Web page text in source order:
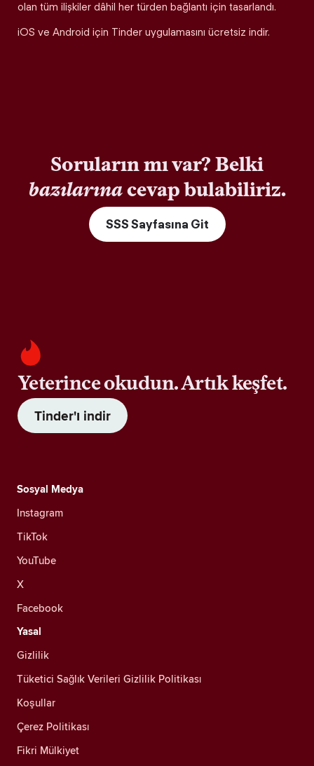
olan tüm ilişkiler dâhil her türden bağlantı için tasarlandı.
iOS ve Android için Tinder uygulamasını ücretsiz indir.
Soruların mı var? Belki
bazılarınacevap bulabiliriz.
SSS Sayfasına Git
Yeterince okudun. Artık keşfet.
Tinder'ı indir
Sosyal Medya
Instagram
TikTok
YouTube
X
Facebook
Yasal
Gizlilik
Tüketici Sağlık Verileri Gizlilik Politikası
Koşullar
Çerez Politikası
Fikri Mülkiyet